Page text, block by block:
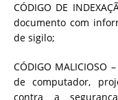
CÓDIGO DE
documento com
de sigilo;
CÓDIGO
de computador,
contra a